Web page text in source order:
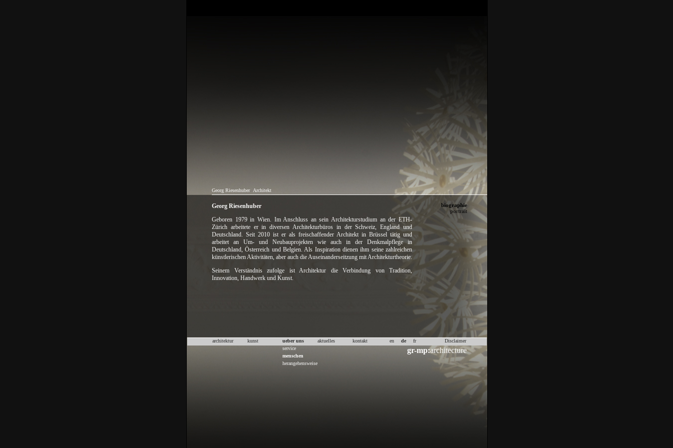
Georg Riesenhuber Architekt
Georg Riesenhuber
Geboren 1979 in Wien. Im Anschluss an sein Architekturstudium an der ETH-
Zürich arbeitete er in diversen Architekturbüros in der Schweiz, England und
Deutschland. Seit 2010 ist er als freischaffender Architekt in Brüssel tätig und
arbeitet an Um- und Neubauprojekten wie auch in der Denkmalpflege in
Deutschland, Österreich und Belgien. Als Inspiration dienen ihm seine zahlreichen
künstlerischen Aktivitäten, aber auch die Auseinanderseitzung mit Architekturtheorie.
Seinem Verständnis zufolge ist Architektur die Verbindung von Tradition,
Innovation, Handwerk und Kunst.
biographie
portrait
gr-mp:architecture
architektur kunst
ueber uns
service
menschen
herangehensweise
aktuelles kontakt en de fr Disclaimer